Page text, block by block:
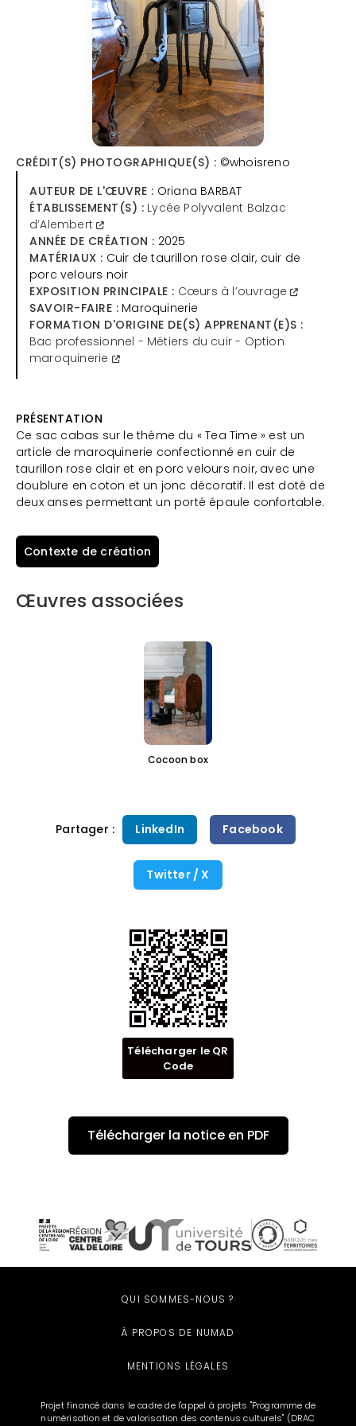
CRÉDIT(S) PHOTOGRAPHIQUE(S) : ©whoisreno
AUTEUR DE L'ŒUVRE : Oriana BARBAT
ÉTABLISSEMENT(S) : Lycée Polyvalent Balzac
d’Alembert
ANNÉE DE CRÉATION : 2025
MATÉRIAUX : Cuir de taurillon rose clair, cuir de
porc velours noir
EXPOSITION PRINCIPALE : Cœurs à l’ouvrage
SAVOIR-FAIRE : Maroquinerie
FORMATION D'ORIGINE DE(S) APPRENANT(E)S :
Bac professionnel - Métiers du cuir - Option
maroquinerie
PRÉSENTATION
Ce sac cabas sur le thème du « Tea Time » est un
article de maroquinerie confectionné en cuir de
taurillon rose clair et en porc velours noir, avec une
doublure en coton et un jonc décoratif. Il est doté de
deux anses permettant un porté épaule confortable.
Contexte de création
Œuvres associées
Cocoon box
Partager : LinkedIn Facebook
Twitter / X
Télécharger le QR
Code
Télécharger la notice en PDF
QUI SOMMES-NOUS ?
À PROPOS DE NUMAD
MENTIONS LÉGALES
Projet financé dans le cadre de l'appel à projets "Programme de
numérisation et de valorisation des contenus culturels" (DRAC